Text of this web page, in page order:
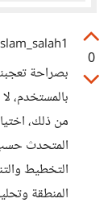
0
بصراحة
بالمستخدم،
من ذلك،
المتحدث حسب
التخطيط
المنطقة